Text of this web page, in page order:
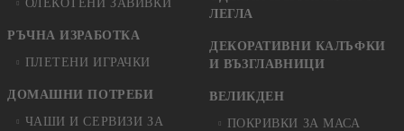
ОЛЕКОТЕНИ ЗАВИВКИ
РЪЧНА ИЗРАБОТКА
ПЛЕТЕНИ ИГРАЧКИ
ДОМАШНИ ПОТРЕБИ
ЧАШИ И СЕРВИЗИ ЗА
ЛЕГЛА
ДЕКОРАТИВНИ КАЛЪФКИ
И ВЪЗГЛАВНИЦИ
ВЕЛИКДЕН
ПОКРИВКИ ЗА МАСА